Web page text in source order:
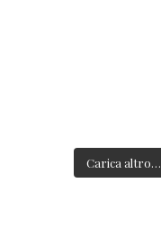
Carica altro…